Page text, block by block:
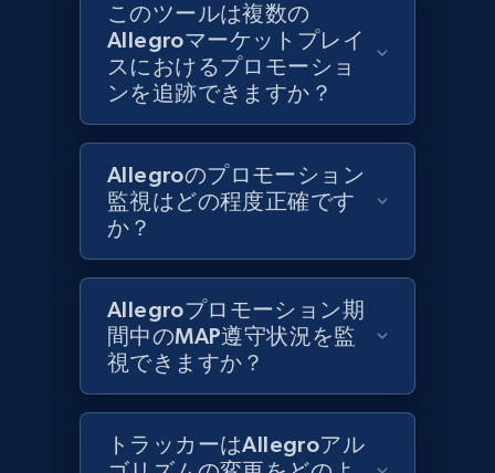
Zara - Products
Category id, Product id, Product name, Price,
Currency, Colour code, Colour, Description, and
1.2K+ 208+ 今すぐ始める
Zara - Products - discovery by category url
Category id, Product id, Product name, Price,
Currency, Colour code, Colour, Description, and
1.2K+ 208+ 今すぐ始める
このツールは複数の
Allegroマーケットプレイ
スにおけるプロモーショ
ンを追跡できますか？
Allegroのプロモーション
監視はどの程度正確です
か？
Allegroプロモーション期
間中のMAP遵守状況を監
視できますか？
トラッカーはAllegroアル